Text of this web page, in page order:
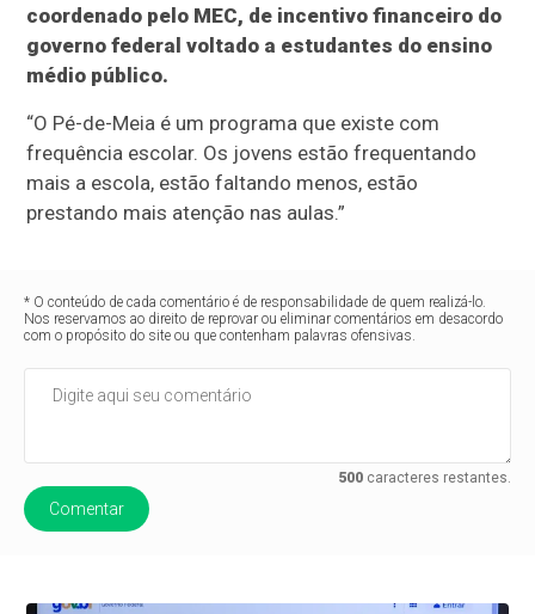
coordenado pelo MEC, de incentivo financeiro do
governo federal voltado a estudantes do ensino
médio público.
“O Pé-de-Meia é um programa que existe com
frequência escolar. Os jovens estão frequentando
mais a escola, estão faltando menos, estão
prestando mais atenção nas aulas.”
* O conteúdo de cada comentário é de responsabilidade de quem realizá-lo.
Nos reservamos ao direito de reprovar ou eliminar comentários em desacordo
com o propósito do site ou que contenham palavras ofensivas.
500caracteres restantes.
Comentar